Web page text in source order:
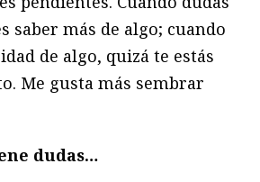
saber más de algo; cuando
de algo, quizá te estás
Me gusta más sembrar
dudas…